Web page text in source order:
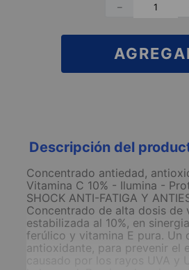
－
Descripción del
Concentrado antiedad,
Vitamina C 10% - Ilumina -
SHOCK ANTI-FATIGA Y
Concentrado de alta dosis de
estabilizada al 10%, en
ferúlico y vitamina E pura. Un
antioxidante, para prevenir el
causado por los rayos UVA y